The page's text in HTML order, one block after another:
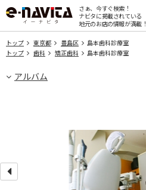
さぁ、今すぐ検索！
ナビタに掲載されている
地元のお店の情報が満載！
トップ 東京都 豊島区
島本歯科診療室
トップ
歯科 矯正歯科 島本歯科診療室
アルバム